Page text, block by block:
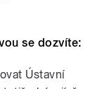
se dozvíte:
Ústavní